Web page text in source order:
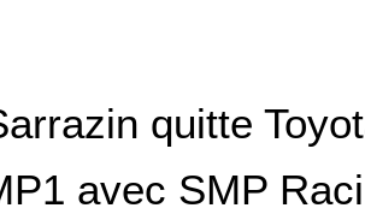
quitte
avec SMP